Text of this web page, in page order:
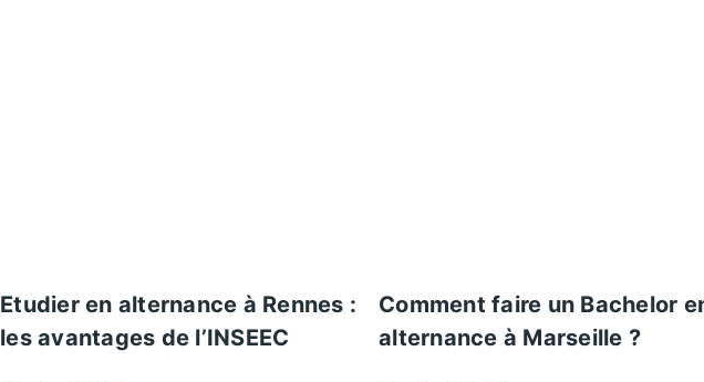
Etudier en alternance à Rennes :
les avantages de l’INSEEC
Comment faire un Bachelor
alternance à Marseille ?